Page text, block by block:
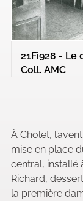
21Fi928 - Le
Coll. AMC
À Cholet,
mise en place
central, installé
Richard,
la première